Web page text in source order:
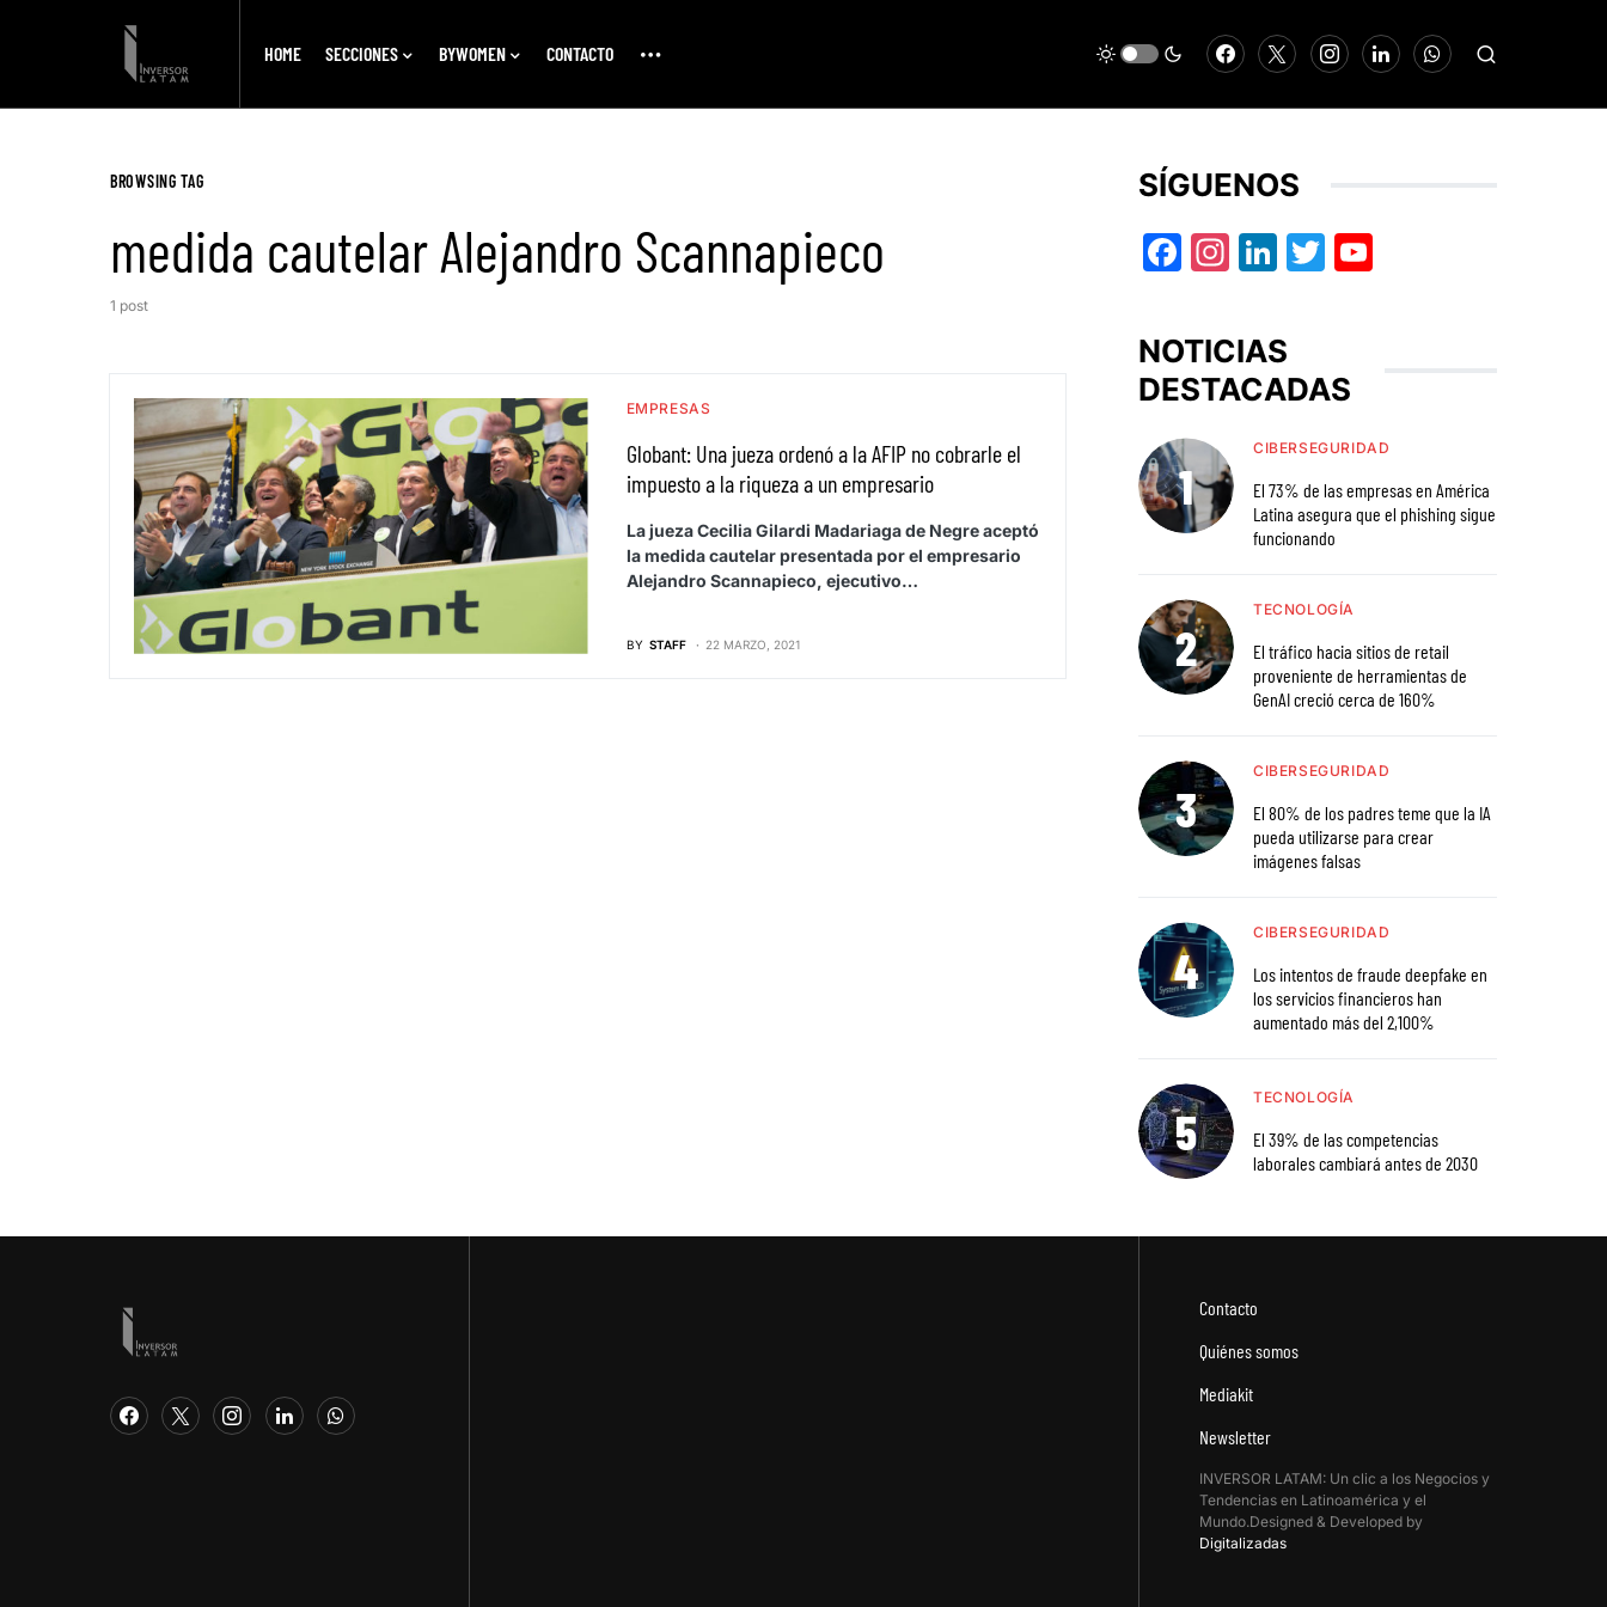
HOME SECCIONES BYWOMEN CONTACTO
BROWSING TAG
medida cautelar Alejandro Scannapieco
1 post
EMPRESAS
Globant: Una jueza ordenó a la AFIP no cobrarle el
impuesto a la riqueza a un empresario
La jueza Cecilia Gilardi Madariaga de Negre aceptó
la medida cautelar presentada por el empresario
Alejandro Scannapieco, ejecutivo…
BY STAFF 22 MARZO, 2021
SÍGUENOS
Facebook
Instagram
LinkedIn
Twitter
NOTICIAS
DESTACADAS
CIBERSEGURIDAD
El 73% de las empresas en América
Latina asegura que el phishing sigue
funcionando
TECNOLOGÍA
El tráfico hacia sitios de retail
proveniente de herramientas de
GenAI creció cerca de 160%
CIBERSEGURIDAD
El 80% de los padres teme que la IA
pueda utilizarse para crear
imágenes falsas
CIBERSEGURIDAD
Los intentos de fraude deepfake en
los servicios financieros han
aumentado más del 2,100%
TECNOLOGÍA
El 39% de las competencias
laborales cambiará antes de 2030
Contacto
Quiénes somos
Mediakit
Newsletter
INVERSOR LATAM: Un clic a los Negocios y
Tendencias en Latinoamérica y el
Mundo.Designed & Developed by
Digitalizadas